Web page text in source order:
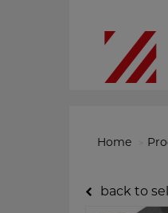
Home
back to